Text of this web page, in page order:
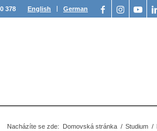
English German
378
Nacházíte se zde: Domovská stránka / Studium /